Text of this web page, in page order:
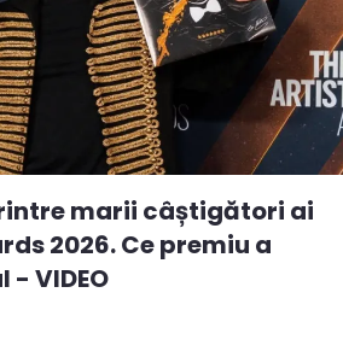
marii câștigători ai
2026. Ce premiu a
VIDEO